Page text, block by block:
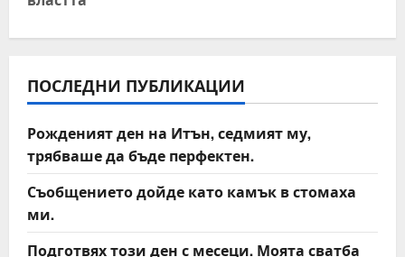
n
v
i
g
a
t
ПОСЛЕДНИ ПУБЛИКАЦИИ
Рожденият ден на Итън, седмият му,
трябваше да бъде перфектен.
Съобщението дойде като камък в стомаха
ми.
Подготвях този ден с месеци. Моята сватба